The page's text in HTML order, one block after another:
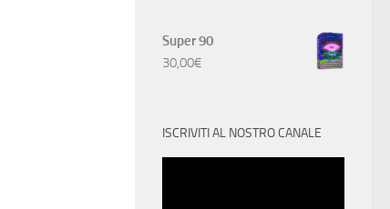
Super 90
30,00€
ISCRIVITI AL NOSTRO CANALE